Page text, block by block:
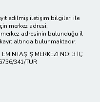
edilmiş iletişim bilgileri ile
merkez adresi;
adresinin bulunduğu il
altında bulunmaktadır.
IŞ MERKEZI NO: 3 İÇ
341/TUR